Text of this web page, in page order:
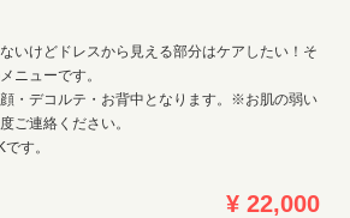
いけどドレスから見える部分はケアしたい！そ
ニューです。
・デコルテ・お背中となります。※お肌の弱い
ご連絡ください。
す。
¥ 22,000